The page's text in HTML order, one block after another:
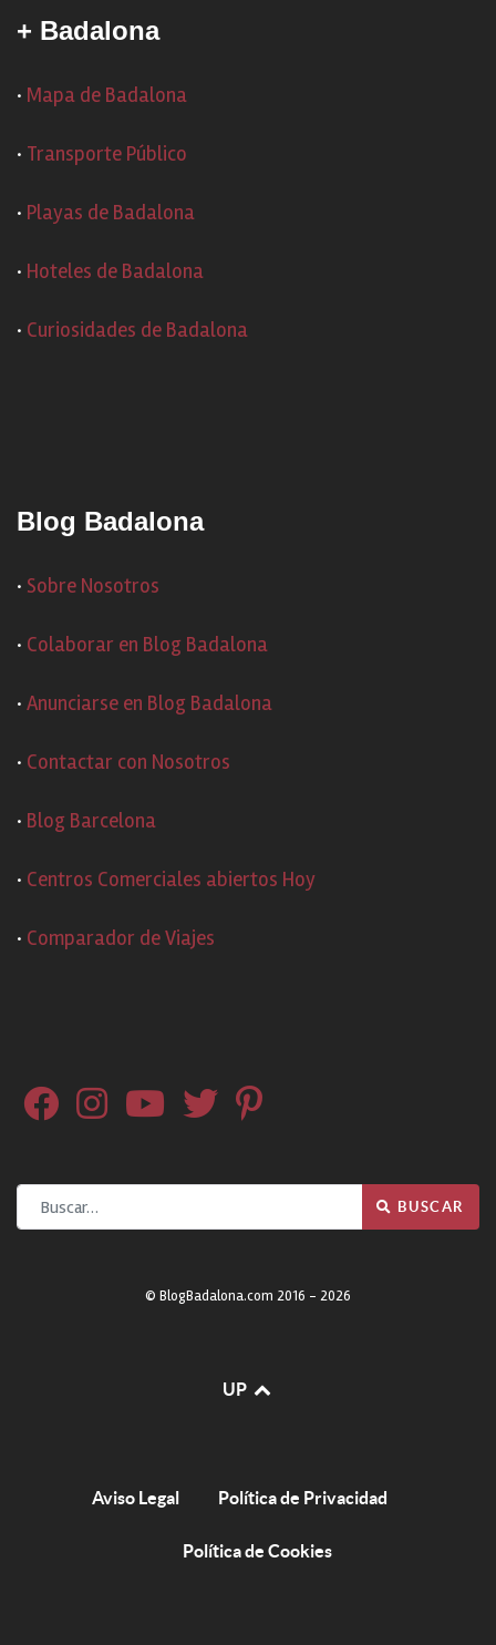
+ Badalona
· Mapa de Badalona
· Transporte Público
· Playas de Badalona
· Hoteles de Badalona
· Curiosidades de Badalona
Blog Badalona
· Sobre Nosotros
· Colaborar en Blog Badalona
· Anunciarse en Blog Badalona
· Contactar con Nosotros
· Blog Barcelona
· Centros Comerciales abiertos Hoy
· Comparador de Viajes
Buscar BUSCAR
© BlogBadalona.com 2016 - 2026
UP
Aviso Legal Política de Privacidad
Política de Cookies